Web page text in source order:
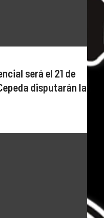
será el 21 de
disputarán la